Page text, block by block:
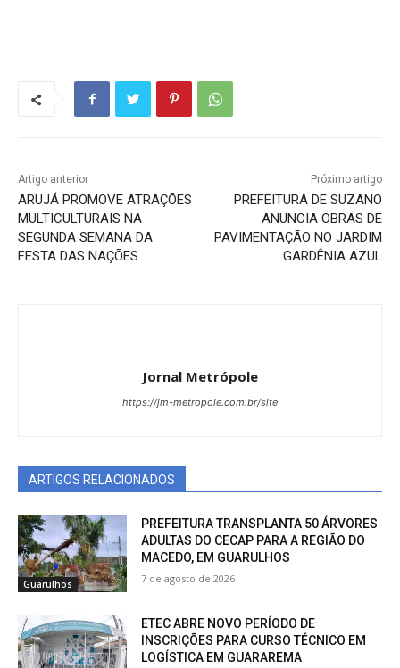
Artigo anterior
ARUJÁ PROMOVE ATRAÇÕES
MULTICULTURAIS NA
SEGUNDA SEMANA DA
FESTA DAS NAÇÕES
Próximo artigo
PREFEITURA DE SUZANO
ANUNCIA OBRAS DE
PAVIMENTAÇÃO NO JARDIM
GARDÊNIA AZUL
Jornal Metrópole
https://jm-metropole.com.br/site
ARTIGOS RELACIONADOS
Guarulhos
PREFEITURA TRANSPLANTA 50 ÁRVORES
ADULTAS DO CECAP PARA A REGIÃO DO
MACEDO, EM GUARULHOS
7 de agosto de 2026
ETEC ABRE NOVO PERÍODO DE
INSCRIÇÕES PARA CURSO TÉCNICO EM
LOGÍSTICA EM GUARAREMA